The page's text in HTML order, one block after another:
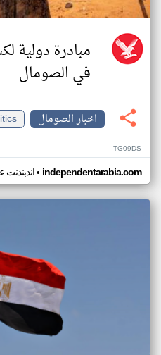
مبادرة دولية
في الصومال
اخبار الصومال
TG09DS
اندبندنت• independentarabia.com